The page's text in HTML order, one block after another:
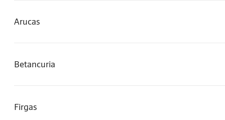
Arucas
Betancuria
Firgas